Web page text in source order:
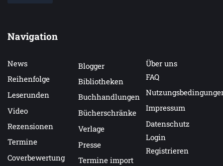
Navigation
News
Reihenfolge
Leserunden
Video
Rezensionen
Termine
Coverbewertung
Blogger
Bibliotheken
Buchhandlungen
Bücherschränke
Verlage
Presse
Termine import
Über uns
FAQ
Impressum
Datenschutz
Login
Registrieren